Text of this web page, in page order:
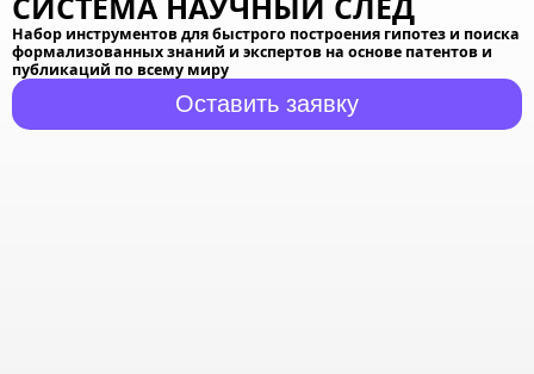
Набор инструментов для быстрого построения гипотез и поиска
формализованных знаний и экспертов на основе патентов и
публикаций по всему миру
Оставить заявку